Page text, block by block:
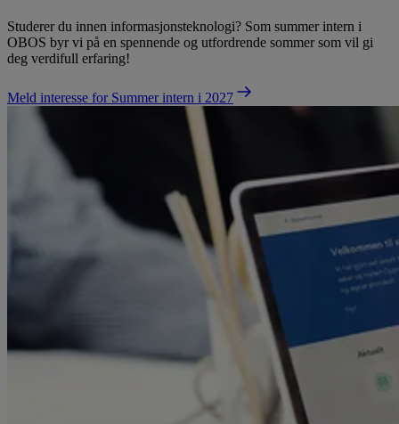
Studerer du innen informasjonsteknologi? Som summer intern i
OBOS byr vi på en spennende og utfordrende sommer som vil gi
deg verdifull erfaring!
Meld interesse for Summer intern i 2027